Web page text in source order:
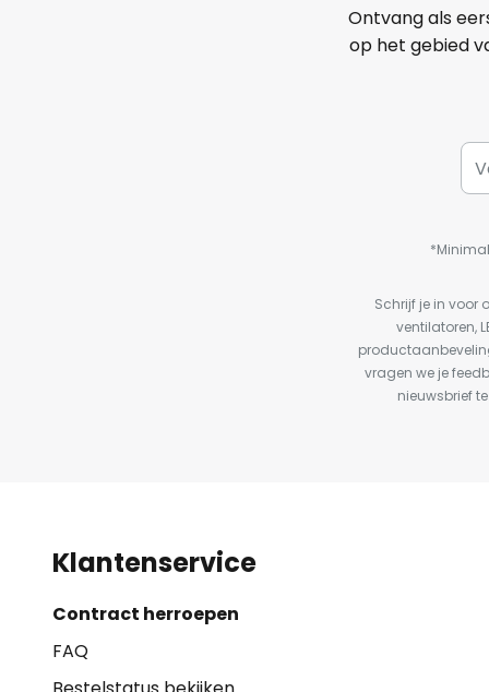
Ontvang als
op het gebied
Schrijf je in voor
ventilatoren,
vragen we je
nieuwsbrief
Klantenservice
Contract herroepen
FAQ